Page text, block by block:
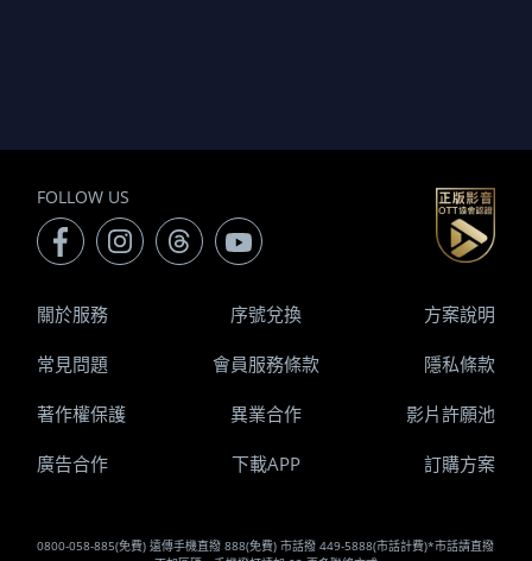
FOLLOW US
0800-058-885(免費) 遠傳手機直撥 888(免費) 市話撥 449-5888(市話計費)*市話請直撥
關於服務 序號兌換 方案說明
常見問題 會員服務條款 隱私條款
著作權保護 異業合作 影片許願池
廣告合作 下載APP 訂購方案